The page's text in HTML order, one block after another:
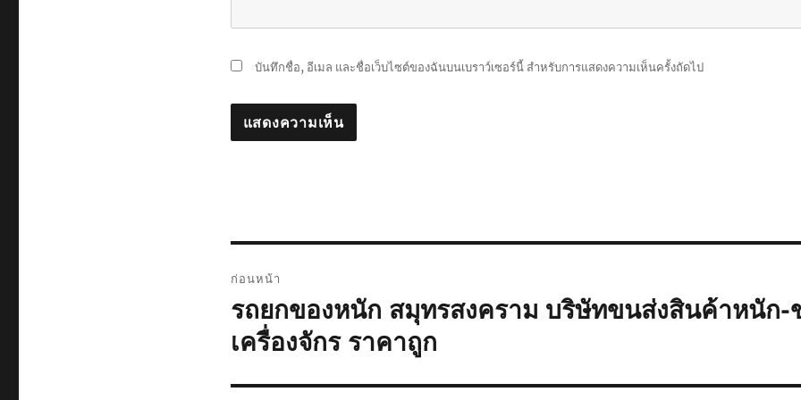
บันทึกชื่อ, อีเมล และชื่อเว็บไซต์ของฉันบนเบราว์เซอร์นี้ สำหรับการแสดงความเห็นครั้งถัดไป
เรื่อง
ก่อนหน้า
เรื่อง
ก่อน
หน้า:
รถยกของหนัก สมุทรสงคราม บริษัทขนส่งสินค้าหนัก-
เครื่องจักร ราคาถูก